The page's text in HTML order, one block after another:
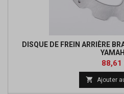
DISQUE DE FREIN ARRIÈRE
Prix
88,61
 Ajouter